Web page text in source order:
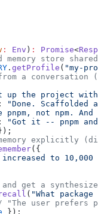
: Env ) : Promise<
memory store
. getProfile ( "my-
a conversation
up the project
"Done. Scaffolded
pnpm, not npm.
"Got it -- pnpm
explicitly
({
to
get a
( "What
"The user prefers
});